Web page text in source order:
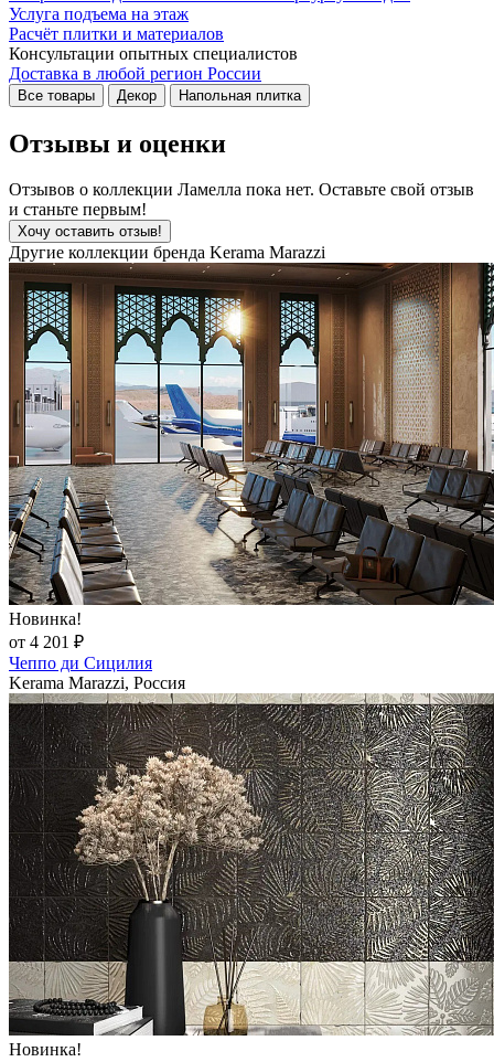
Услуга подъема на этаж
Расчёт плитки и материалов
Консультации опытных специалистов
Доставка в любой регион России
Все товары Декор Напольная плитка
Отзывы и оценки
Отзывов о коллекции Ламелла пока нет. Оставьте свой отзыв
и станьте первым!
Хочу оставить отзыв!
Другие коллекции бренда Kerama Marazzi
Новинка!
от 4 201 ₽
Чеппо ди Сицилия
Kerama Marazzi, Россия
Новинка!